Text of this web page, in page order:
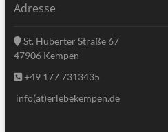
Adresse
St. Huberter Straße 67
47906 Kempen
+49 177 7313435
info(at)erlebekempen.de